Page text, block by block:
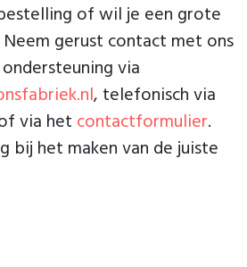
of wil je een grote
gerust contact met ons
via
, telefonisch via
via het contactformulier.
bij het maken van de juiste